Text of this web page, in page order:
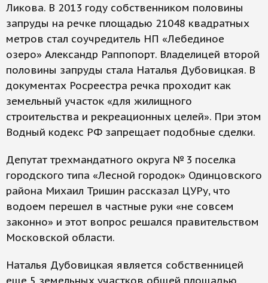
Ликова. В 2013 году собственником половины
запруды на речке площадью 21048 квадратных
метров стал соучредитель НП «Лебединое
озеро» Александр Раппопорт. Владелицей второй
половины запруды стала Наталья Дубовицкая. В
документах Росреестра речка проходит как
земельный участок «для жилищного
строительства и рекреационных целей». При этом
Водный кодекс РФ запрещает подобные сделки.
Депутат трехмандатного округа № 3 поселка
городского типа «Лесной городок» Одинцовского
района Михаил Тришин рассказал ЦУРу, что
водоем перешел в частные руки «не совсем
законно» и этот вопрос решался правительством
Московской области.
Наталья Дубовицкая является собственницей